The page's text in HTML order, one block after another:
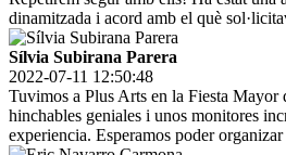
dinamitzada i acord amb el què
Sílvia Subirana Parera
2022-07-11 12:50:48
Tuvimos a Plus Arts en la Fiesta Mayor
hinchables geniales i unos monitores
experiencia. Esperamos poder organizar